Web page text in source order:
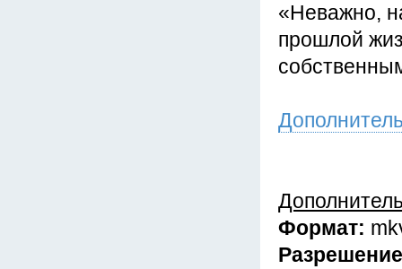
«Неважно,
прошлой
Формат: